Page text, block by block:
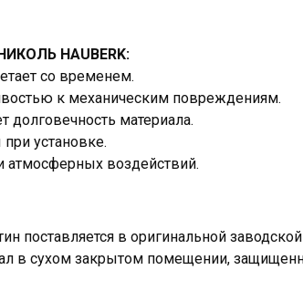
HAUBERK:
со временем.
к механическим повреждениям.
долговечность материала.
установке.
атмосферных воздействий.
поставляется в оригинальной
в сухом закрытом помещении,